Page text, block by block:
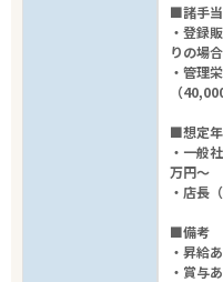
■諸手当
・登録
りの場
・管理
（
■想定
・一般
万円～
・店長
■備考
・昇給
・賞与